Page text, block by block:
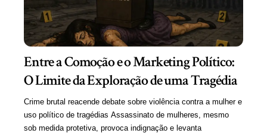
Entre a Comoção e o Marketing Político:
O Limite da Exploração de uma Tragédia
Crime brutal reacende debate sobre violência contra a mulher e
uso político de tragédias Assassinato de mulheres, mesmo
sob medida protetiva, provoca indignação e levanta